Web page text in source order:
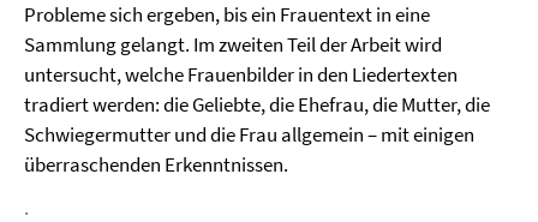
Probleme sich ergeben, bis ein Frauentext in eine
Sammlung gelangt. Im zweiten Teil der Arbeit wird
untersucht, welche Frauenbilder in den Liedertexten
tradiert werden: die Geliebte, die Ehefrau, die Mutter, die
Schwiegermutter und die Frau allgemein – mit einigen
überraschenden Erkenntnissen.
.